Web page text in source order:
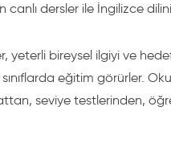
canlı dersler ile İngilizce
yeterli bireysel ilgiyi ve
sınıflarda eğitim görürler.
seviye testlerinden,